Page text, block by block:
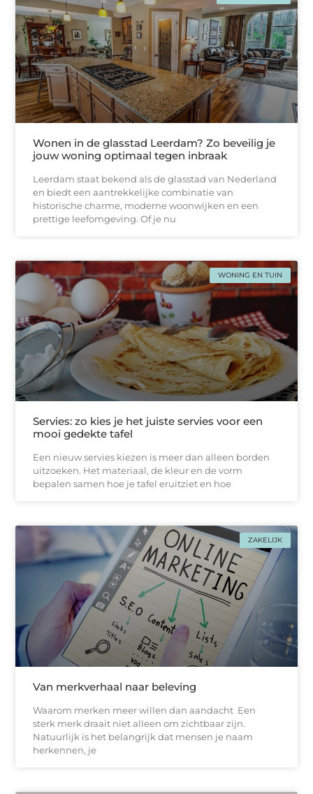
Wonen in de glasstad Leerdam? Zo beveilig je
jouw woning optimaal tegen inbraak
Leerdam staat bekend als de glasstad van Nederland
en biedt een aantrekkelijke combinatie van
historische charme, moderne woonwijken en een
prettige leefomgeving. Of je nu
WONING EN TUIN
Servies: zo kies je het juiste servies voor een
mooi gedekte tafel
Een nieuw servies kiezen is meer dan alleen borden
uitzoeken. Het materiaal, de kleur en de vorm
bepalen samen hoe je tafel eruitziet en hoe
ZAKELIJK
Van merkverhaal naar beleving
Waarom merken meer willen dan aandacht Een
sterk merk draait niet alleen om zichtbaar zijn.
Natuurlijk is het belangrijk dat mensen je naam
herkennen, je